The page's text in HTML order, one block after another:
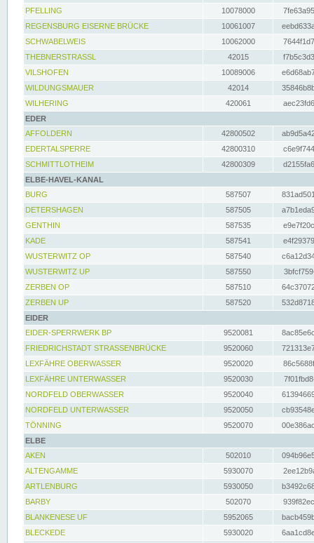
PFELLING
10078000
REGENSBURG EISERNE BRÜCKE
10061007
SCHWABELWEIS
10062000
THEBNERSTRASSL
42015
VILSHOFEN
10089006
WILDUNGSMAUER
42014
WILHERING
420061
EDER
AFFOLDERN
42800502
EDERTALSPERRE
42800310
SCHMITTLOTHEIM
42800309
ELBE-HAVEL-KANAL
BURG
587507
DETERSHAGEN
587505
GENTHIN
587535
KADE
587541
WUSTERWITZ OP
587540
WUSTERWITZ UP
587550
ZERBEN OP
587510
ZERBEN UP
587520
EIDER
EIDER-SPERRWERK BP
9520081
FRIEDRICHSTADT STRASSENBRÜCKE
9520060
LEXFÄHRE OBERWASSER
9520020
LEXFÄHRE UNTERWASSER
9520030
NORDFELD OBERWASSER
9520040
NORDFELD UNTERWASSER
9520050
TÖNNING
9520070
ELBE
AKEN
502010
ALTENGAMME
5930070
ARTLENBURG
5930050
BARBY
502070
BLANKENESE UF
5952065
BLECKEDE
5930020